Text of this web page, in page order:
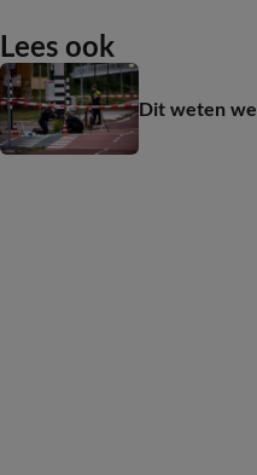
Lees ook
Dit weten